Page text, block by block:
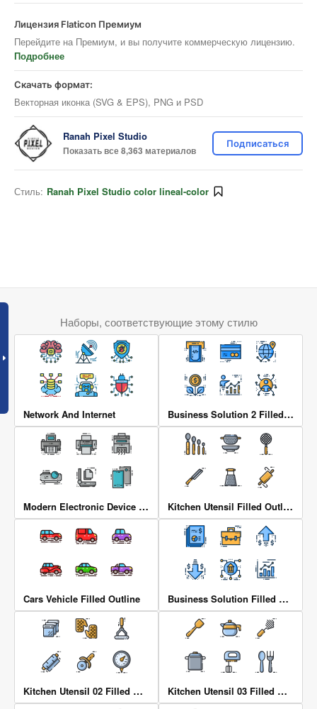
Лицензия Flaticon Премиум
Перейдите на Премиум, и вы получите коммерческую лицензию.
Подробнее
Скачать формат:
Векторная иконка (SVG & EPS), PNG и PSD
Ranah Pixel Studio
Показать все 8,363 материалов
Подписаться
Стиль: Ranah Pixel Studio color lineal-color
Наборы, соответствующие этому стилю
Network And Internet Business Solution 2 Filled Outline
Modern Electronic Device Filled Outline Kitchen Utensil Filled Outline
Cars Vehicle Filled Outline Business Solution Filled Outline
Kitchen Utensil 02 Filled Outline Kitchen Utensil 03 Filled Outline